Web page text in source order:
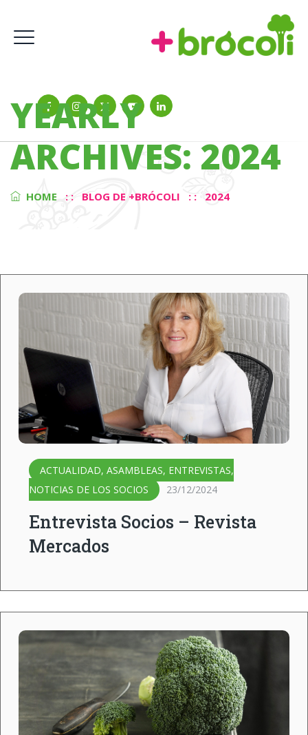
YEARLY
ARCHIVES: 2024
HOME : : BLOG DE +BRÓCOLI : : 2024
ACTUALIDAD, ASAMBLEAS, ENTREVISTAS,
NOTICIAS DE LOS SOCIOS
23/12/2024
Entrevista Socios – Revista
Mercados